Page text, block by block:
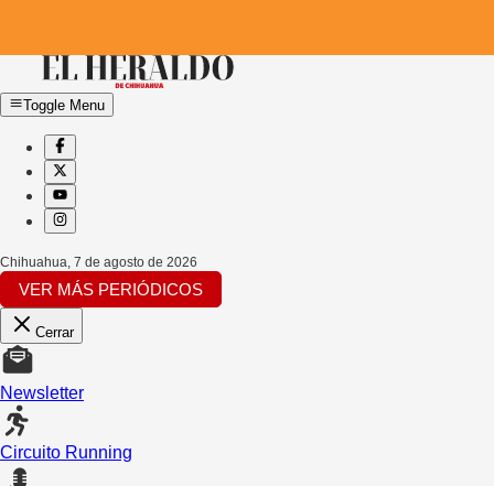
Toggle Menu
Chihuahua 7 de agosto de 2026
VER MÁS PERIÓDICOS
Cerrar
Newsletter
Circuito Running